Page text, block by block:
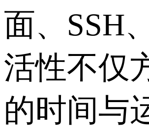
面、SSH
活性不仅
的时间与